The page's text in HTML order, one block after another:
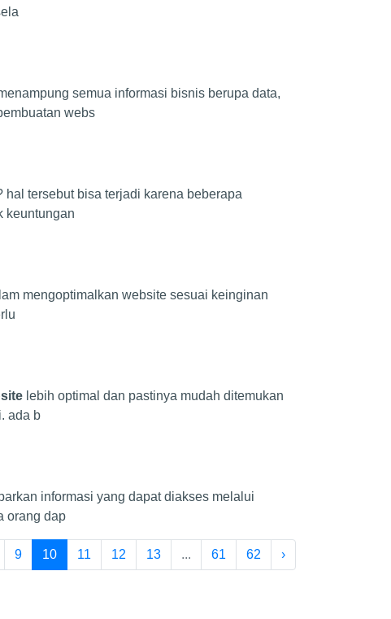
semua informasi bisnis berupa data,
webs
tersebut bisa terjadi karena beberapa
keuntungan
mengoptimalkan website sesuai keinginan
lebih optimal dan pastinya mudah ditemukan
ada b
informasi yang dapat diakses melalui
orang dap
9 10 11 12 13 ... 61 62 ›